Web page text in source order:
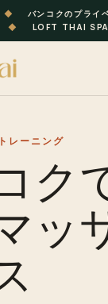
◆
バンコクのプライ
◆
LOFT THAI
トレーニング
ク
ッ